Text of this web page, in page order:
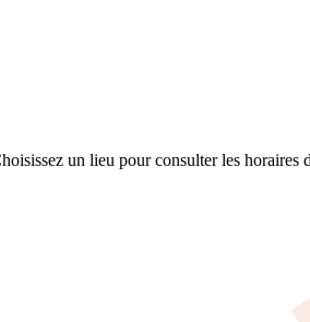
un lieu pour consulter les horaires